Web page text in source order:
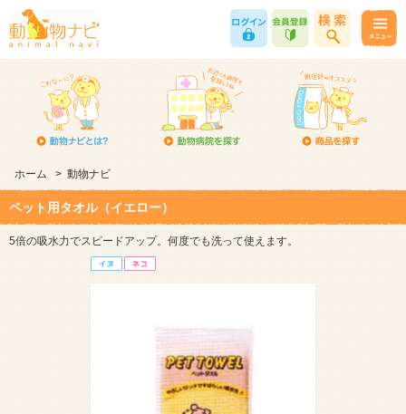
ホーム > 動物ナビ
ペット用タオル（イエロー）
5倍の吸水力でスピードアップ。何度でも洗って使えます。